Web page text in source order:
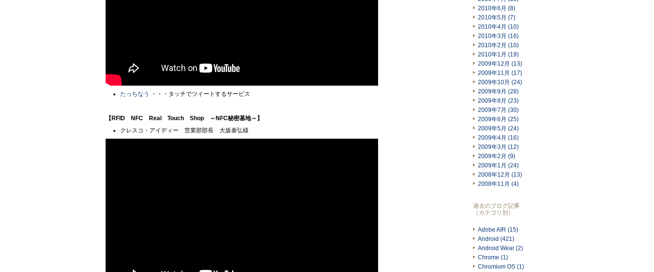
たっちなう ・・・タッチでツイートするサービス
【RFID NFC Real Touch Shop ～NFC秘密基地～】
クレスコ・アイディー 営業部部長 大坂泰弘様
2010年6月 (8)
2010年5月 (7)
2010年4月 (10)
2010年3月 (16)
2010年2月 (10)
2010年1月 (19)
2009年12月 (13)
2009年11月 (17)
2009年10月 (24)
2009年9月 (28)
2009年8月 (23)
2009年7月 (30)
2009年6月 (25)
2009年5月 (24)
2009年4月 (16)
2009年3月 (12)
2009年2月 (9)
2009年1月 (24)
2008年12月 (13)
2008年11月 (4)
過去のブログ記事
（カテゴリ別）
Adobe AIR (15)
Android (421)
Android Wear (2)
Chrome (1)
Chromium OS (1)